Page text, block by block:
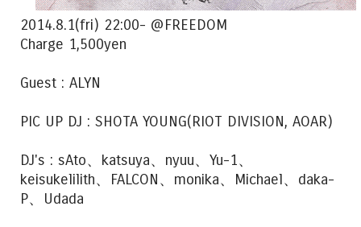
2014.8.1(fri) 22:00- @FREEDOM
Charge 1,500yen
Guest : ALYN
PIC UP DJ : SHOTA YOUNG(RIOT DIVISION, AOAR)
DJ's : sAto、katsuya、nyuu、Yu-1、
keisukelilith、FALCON、monika、Michael、daka-
P、Udada